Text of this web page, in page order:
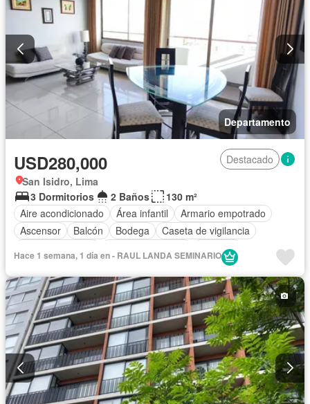
Departamento
USD280,000
Destacado
San Isidro, Lima
3 Dormitorios
2 Baños
130 m²
Aire acondicionado
Área infantil
Armario empotrado
Ascensor
Balcón Bodega
Caseta de vigilancia
Cochera
Vigilante
Sauna
Seguridad Vista panorámica Sin amoblar
Hace 1 semana, 1 día en - RAUL LANDA SEMINARIO